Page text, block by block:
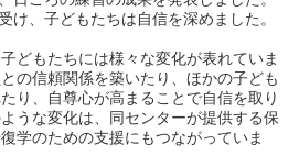
け、子どもたちは自信を深めました。
どもたちには様々な変化が表れていま
の信頼関係を築いたり、ほかの子ども
り、自尊心が高まることで自信を取り
うな変化は、同センターが提供する保
学のための支援にもつながっていま